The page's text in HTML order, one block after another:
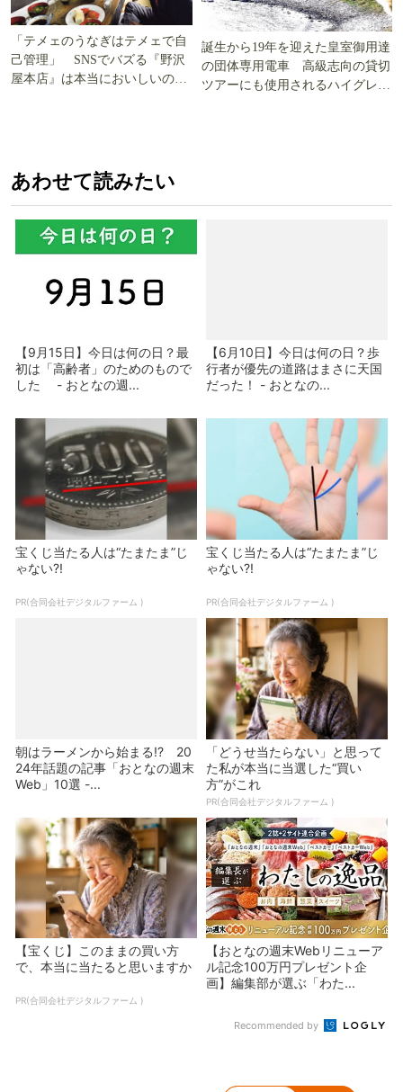
「テメェのうなぎはテメェで自
己管理」 SNSでバズる『野沢
屋本店』は本当においしいの
誕生から19年を迎えた皇室御用達
の団体専用電車 高級志向の貸切
ツアーにも使用されるハイグレー
あわせて読みたい
【9月15日】今日は何の日？最
初は「高齢者」のためのもので
した - おとなの週...
【6月10日】今日は何の日？歩
行者が優先の道路はまさに天国
だった！ - おとなの...
宝くじ当たる人は“たまたま”じ
ゃない?!
PR(合同会社デジタルファーム )
宝くじ当たる人は“たまたま”じ
ゃない?!
PR(合同会社デジタルファーム )
朝はラーメンから始まる!? 20
24年話題の記事「おとなの週末
Web」10選 -...
「どうせ当たらない」と思って
た私が本当に当選した“買い
方”がこれ
PR(合同会社デジタルファーム )
【宝くじ】このままの買い方
で、本当に当たると思いますか
PR(合同会社デジタルファーム )
【おとなの週末Webリニューア
ル記念100万円プレゼント企
画】編集部が選ぶ「わた...
Recommended by